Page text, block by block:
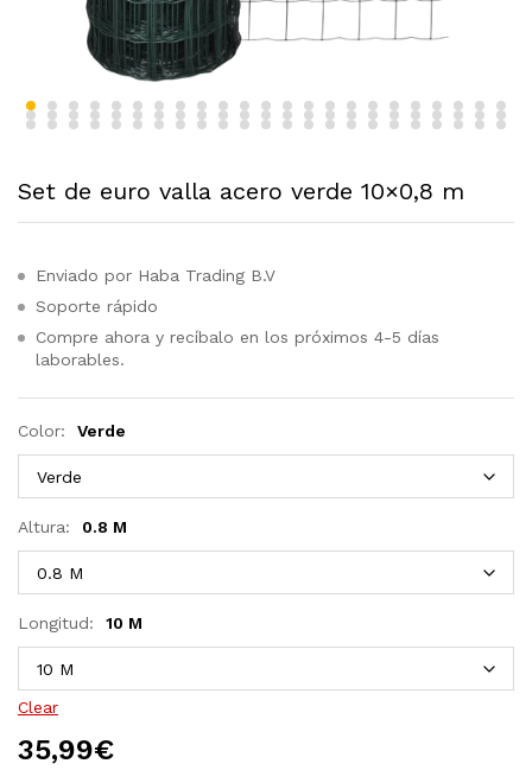
Set de euro valla acero verde 10×0,8 m
Enviado por Haba Trading B.V
Soporte rápido
Compre ahora y recíbalo en los próximos 4-5 días
laborables.
Color: Verde
Altura: 0.8 M
Longitud: 10 M
Clear
35,99€